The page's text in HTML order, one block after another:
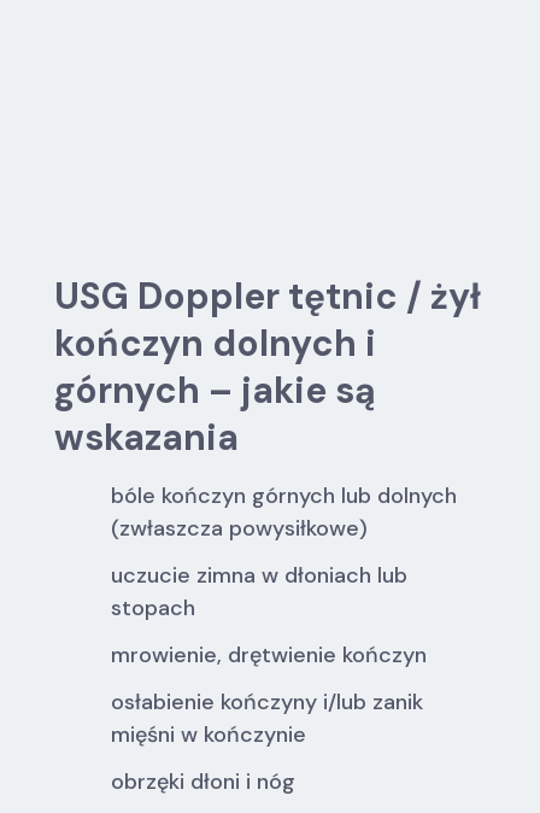
USG Doppler tętnic / żył
kończyn dolnych i
górnych – jakie są
wskazania
bóle kończyn górnych lub dolnych
(zwłaszcza powysiłkowe)
uczucie zimna w dłoniach lub
stopach
mrowienie, drętwienie kończyn
osłabienie kończyny i/lub zanik
mięśni w kończynie
obrzęki dłoni i nóg